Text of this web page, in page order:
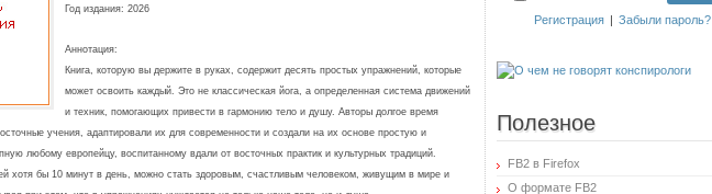
Год издания: 2026
Аннотация:
Книга, которую вы держите в руках, содержит десять простых упражнений, которые
может освоить каждый. Это не классическая йога, а определенная система движений
и техник, помогающих привести в гармонию тело и душу. Авторы долгое время
учения, адаптировали их для современности и создали на их основе простую и
любому европейцу, воспитанному вдали от восточных практик и культурных традиций.
хотя бы 10 минут в день, можно стать здоровым, счастливым человеком, живущим в мире и
Регистрация | Забыли пароль?
Полезное
FB2 в Firefox
О формате FB2